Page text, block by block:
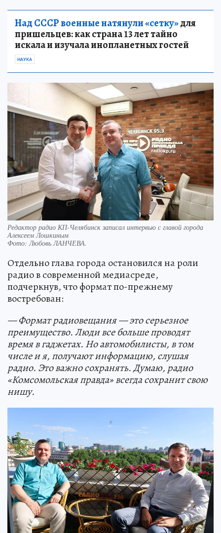
Над СССР военные натянули «сетку»для
пришельцев: как страна 13 лет тайно
искала и изучала инопланетных гостей
НАУКА
Редактор радио КП-Челябинск записал интервью с главой города
Алексеем Лошкиным
Фото:Любовь ЛАНЧЕВА.
Отдельно глава города остановился на роли
радио в современной медиасреде,
подчеркнув, что формат по-прежнему
востребован:
— Формат радиовещания — это серьезное
преимущество. Люди все больше проводят
время в гаджетах. Но автомобилисты, в том
числе и я, получают информацию, слушая
радио. Это важно сохранять. Думаю, радио
«Комсомольская правда» всегда сохранит свою
нишу.